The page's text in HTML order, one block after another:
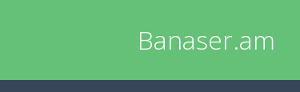
Banaser.am